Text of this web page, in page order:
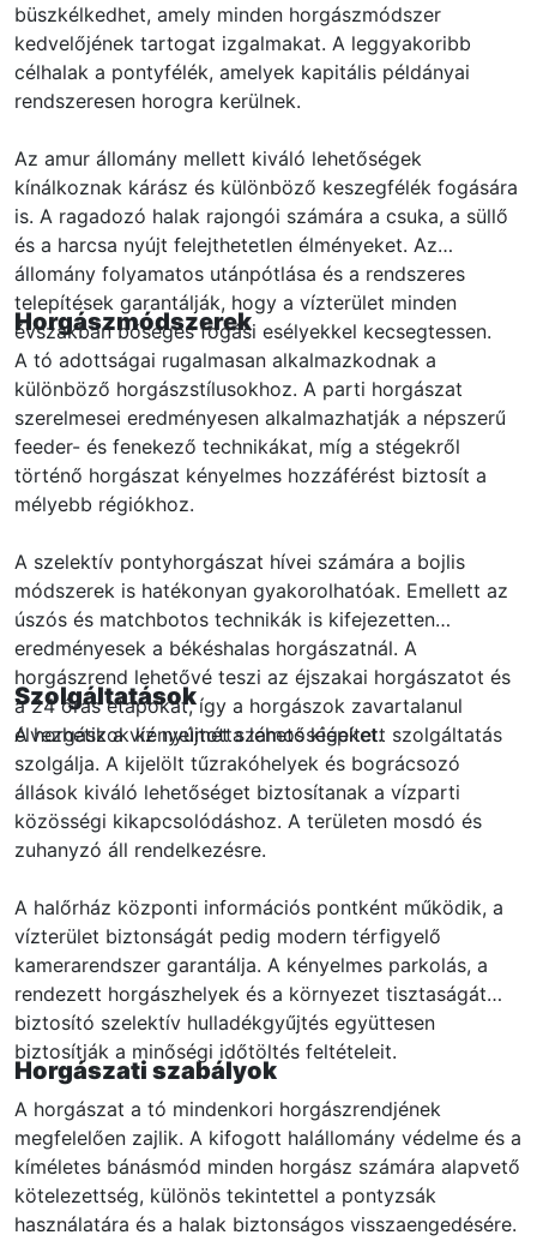
büszkélkedhet, amely minden horgászmódszer
kedvelőjének tartogat izgalmakat. A leggyakoribb
célhalak a pontyfélék, amelyek kapitális példányai
rendszeresen horogra kerülnek.
Az amur állomány mellett kiváló lehetőségek
kínálkoznak kárász és különböző keszegfélék fogására
is. A ragadozó halak rajongói számára a csuka, a süllő
és a harcsa nyújt felejthetetlen élményeket. Az
állomány folyamatos utánpótlása és a rendszeres
telepítések garantálják, hogy a vízterület minden
évszakban bőséges fogási esélyekkel kecsegtessen.
Horgászmódszerek
A tó adottságai rugalmasan alkalmazkodnak a
különböző horgászstílusokhoz. A parti horgászat
szerelmesei eredményesen alkalmazhatják a népszerű
feeder- és fenekező technikákat, míg a stégekről
történő horgászat kényelmes hozzáférést biztosít a
mélyebb régiókhoz.
A szelektív pontyhorgászat hívei számára a bojlis
módszerek is hatékonyan gyakorolhatóak. Emellett az
úszós és matchbotos technikák is kifejezetten
eredményesek a békéshalas horgászatnál. A
horgászrend lehetővé teszi az éjszakai horgászatot és
a 24 órás etapokat, így a horgászok zavartalanul
élvezhetik a víz nyújtotta lehetőségeket.
Szolgáltatások
A horgászok kényelmét számos kiépített szolgáltatás
szolgálja. A kijelölt tűzrakóhelyek és bográcsozó
állások kiváló lehetőséget biztosítanak a vízparti
közösségi kikapcsolódáshoz. A területen mosdó és
zuhanyzó áll rendelkezésre.
A halőrház központi információs pontként működik, a
vízterület biztonságát pedig modern térfigyelő
kamerarendszer garantálja. A kényelmes parkolás, a
rendezett horgászhelyek és a környezet tisztaságát
biztosító szelektív hulladékgyűjtés együttesen
biztosítják a minőségi időtöltés feltételeit.
Horgászati szabályok
A horgászat a tó mindenkori horgászrendjének
megfelelően zajlik. A kifogott halállomány védelme és a
kíméletes bánásmód minden horgász számára alapvető
kötelezettség, különös tekintettel a pontyzsák
használatára és a halak biztonságos visszaengedésére.